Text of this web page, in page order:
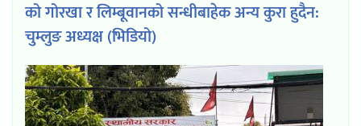
को गोरखा र लिम्बूवानको सन्धीबाहेक अन्य कुरा हुदैन:
चुम्लुङ अध्यक्ष (भिडियो)